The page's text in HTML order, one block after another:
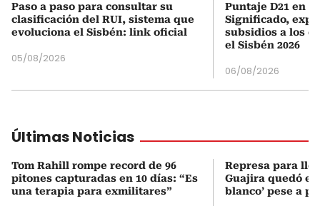
Paso a paso para consultar su
clasificación del RUI, sistema que
evoluciona el Sisbén: link oficial
05/08/2026
Puntaje D21 en
Significado,
subsidios a los
el Sisbén 2026
06/08/2026
Últimas Noticias
Tom Rahill rompe record de 96
pitones capturadas en 10 días: “Es
una terapia para exmilitares”
Represa para
Guajira quedó en
blanco’ pese a